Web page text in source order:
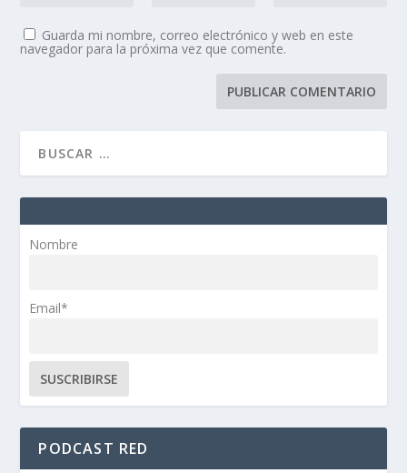
Guarda mi nombre, correo electrónico y web en este
navegador para la próxima vez que comente.
Nombre
Email*
PODCAST RED